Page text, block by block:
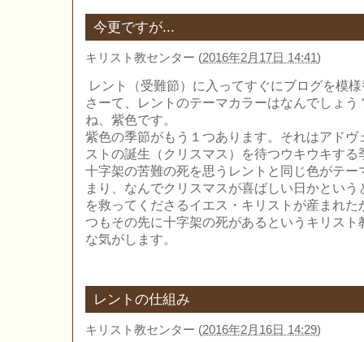
今更ですが...
キリスト教センター (2016年2月17日 14:41)
レント（受難節）に入ってすぐにブログを模
さーて、レントのテーマカラーはなんでしょ
ね、紫色です。
紫色の季節がもう１つあります。それはアド
ストの誕生（クリスマス）を待つウキウキする
十字架の苦難の死を思うレントと同じ色がテ
まり、なんでクリスマスが喜ばしい日かとい
を救ってくださるイエス・キリストが産まれ
つもその先に十字架の死があるというキリス
な気がします。
レントの仕組み
キリスト教センター (2016年2月16日 14:29)